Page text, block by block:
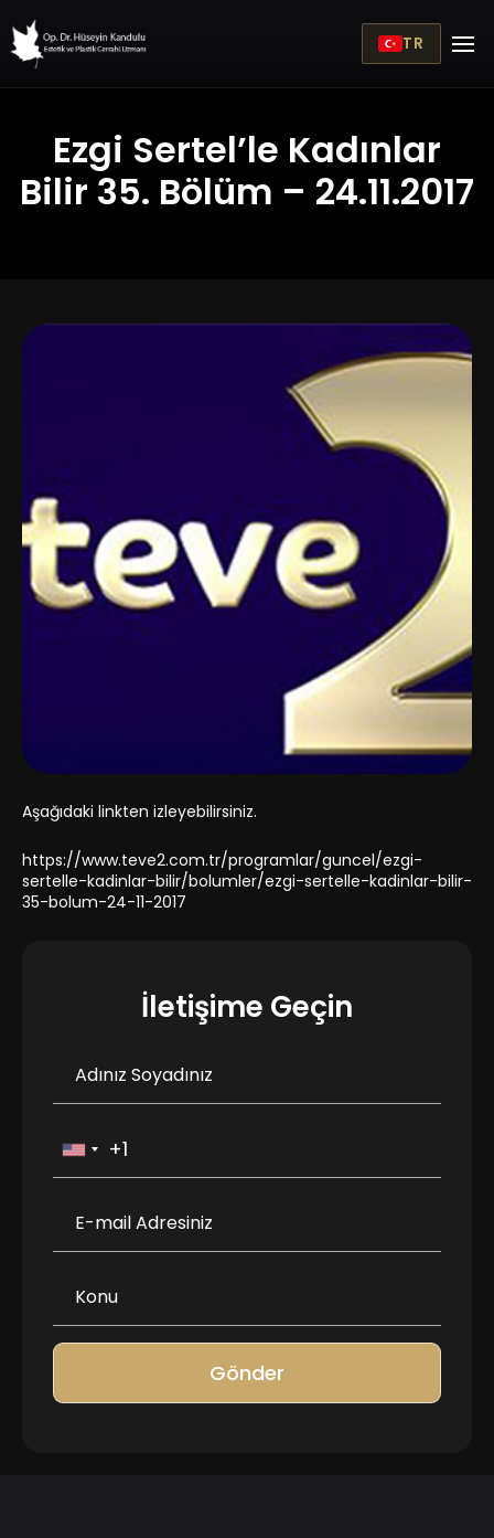
TR
Ezgi Sertel’le Kadınlar
Bilir 35. Bölüm – 24.11.2017
Aşağıdaki linkten izleyebilirsiniz.
https://www.teve2.com.tr/programlar/guncel/ezgi-
sertelle-kadinlar-bilir/bolumler/ezgi-sertelle-kadinlar-bilir-
35-bolum-24-11-2017
İletişime Geçin
Gönder